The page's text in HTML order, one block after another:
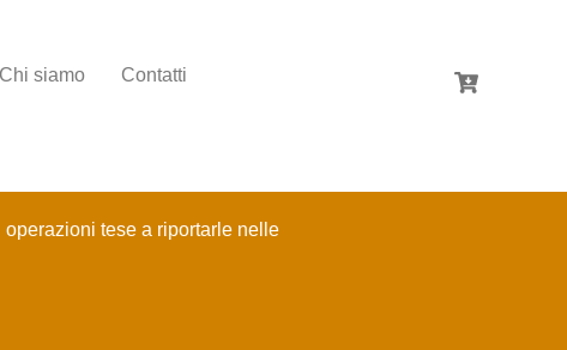
Chi siamo Contatti
tese a riportarle nelle